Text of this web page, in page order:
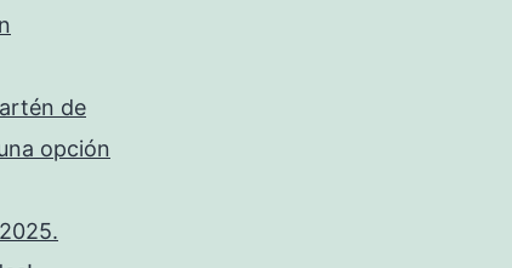
de
opción